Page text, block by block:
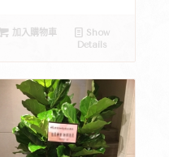
加入購物車
Show
Details